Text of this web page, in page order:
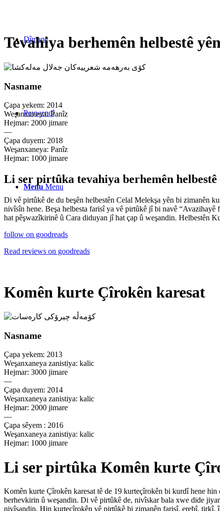
Dîmane
Peywendî
Menu Menu
Tevahiya berhemên helbestê
Nasname
Çapa yekem: 2014
Weşanxaneya: Panîz
Hejmar: 2000 jimare
—
Çapa duyem: 2018
Weşanxaneya: Panîz
Hejmar: 1000 jimare
Li ser pirtûka tevahiya berhemên
Di vê pirtûkê de du beşên helbestên Celal Melekşa yên bi zimanên
nivîsîn hene. Beşa helbesta farisî ya vê pirtûkê jî bi navê
hat pêşwazîkirinê û Cara diduyan jî hat çap û weşandin. Helbestên
follow on goodreads
Read reviews on goodreads
Komên kurte Çîrokên karesat
Nasname
Çapa yekem: 2013
Weşanxaneya zanistiya: kalic
Hejmar: 3000 jimare
—
Çapa duyem: 2014
Weşanxaneya zanistiya: kalic
Hejmar: 2000 jimare
—
Çapa sêyem : 2016
Weşanxaneya zanistiya: kalic
Hejmar: 1000 jimare
Li ser pirtûka Komên kurte
Komên kurte Çîrokên karesat tê de 19 kurteçîrokên bi kurdî hene
berhevkirin û weşandin. Di vê pirtûkê de, nivîskar bala xwe dide
nivîsandin. Hin kurteçîrokên vê pirtûkê bi zimanên farisî, erebî, tirkî,